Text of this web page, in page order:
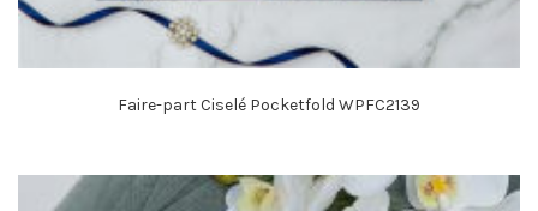
Faire-part Ciselé Pocketfold WPFC2139